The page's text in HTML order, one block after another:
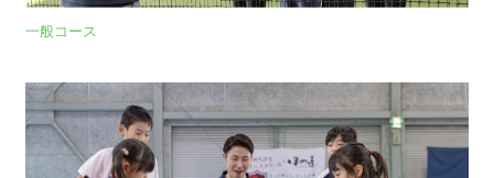
一般コース